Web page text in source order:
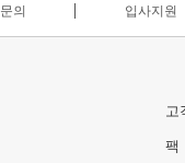
의 입사지원
고
팩